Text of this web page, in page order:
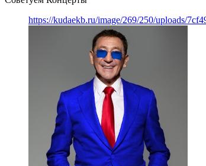
https://kudaekb.ru/image/269/250/uploads/